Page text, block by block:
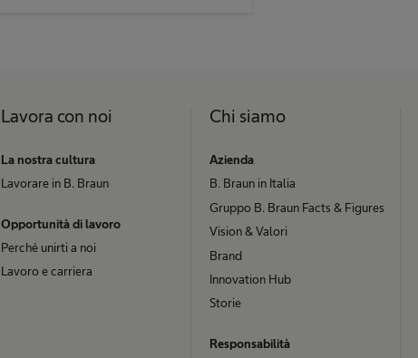
Lavora con noi
La nostra cultura
Lavorare in B. Braun
Opportunità di lavoro
Perché unirti a noi
Lavoro e carriera
Chi siamo
Azienda
B. Braun in Italia
Gruppo B. Braun Facts & Figures
Vision & Valori
Brand
Innovation Hub
Storie
Responsabilità